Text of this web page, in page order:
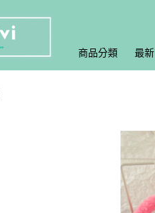
商品分類 最